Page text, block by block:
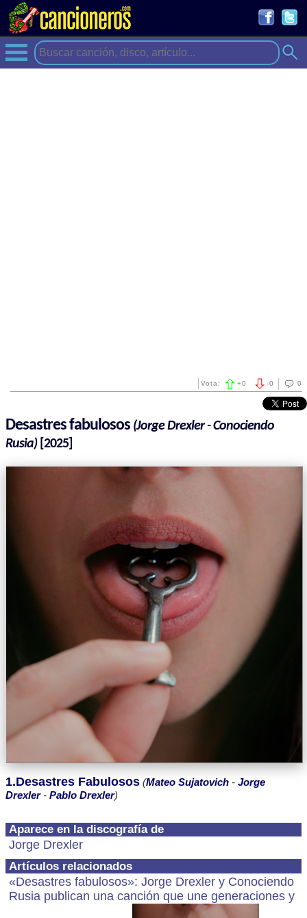
0
-0
Vota: +0
Desastres fabulosos (Jorge Drexler - Conociendo
Rusia)[2025]
Aparece en la discografía de
Jorge Drexler
Artículos relacionados
«Desastres fabulosos»: Jorge Drexler y Conociendo
Rusia publican una canción que une generaciones y
1.Desastres Fabulosos (Mateo Sujatovich - Jorge
Drexler- Pablo Drexler)